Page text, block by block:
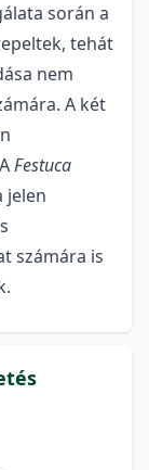
során a
tehát
nem
A két
Festuca
jelen
számára is